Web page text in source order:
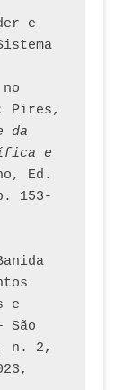
e
Pires,
da
e
Ed.
153-
e
São
n. 2,